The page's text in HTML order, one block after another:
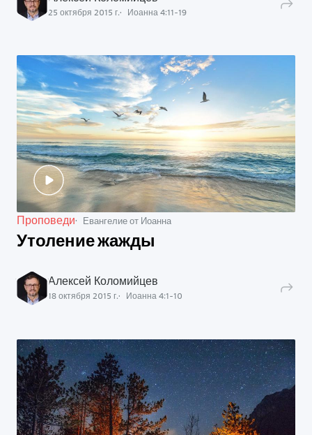
25 октября 2015 г. Иоанна 4:11-19
Проповеди Евангелие от Иоанна
Утоление жажды
Алексей Коломийцев
18 октября 2015 г. Иоанна 4:1-10